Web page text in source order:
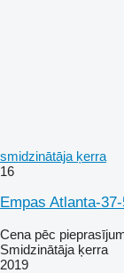
smidzinātāja ķerra
16
Empas Atlanta-
Cena pēc
Smidzinātāja ķerra
2019